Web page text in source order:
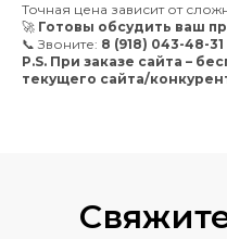
Точная цена зависит от
🚀 Готовы обсудить ваш
📞 Звоните: 8 (918) 043-48-31
P.S. При заказе сайта –
текущего сайта/